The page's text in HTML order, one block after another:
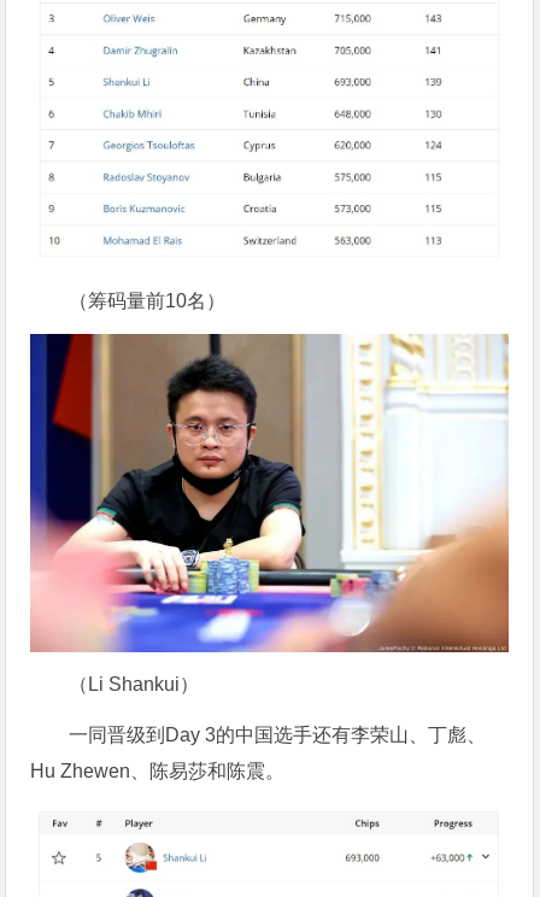
（筹码量前10名）
（Li Shankui）
一同晋级到Day 3的中国选手还有李荣山、丁彪、
Hu Zhewen、陈易莎和陈震。